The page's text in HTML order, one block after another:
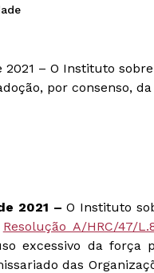
2021 – O Instituto
por consenso,
2021 –O Instituto
Resolução A/HRC/47/
excessivo da força
das